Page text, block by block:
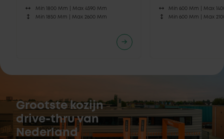
Min 1800 Mm | Max 4590 Mm
Min 1850 Mm | Max 2600 Mm
Min 600 Mm |Max
Min 600 Mm |Max
Grootste kozijn
drive-thru van
Nederland